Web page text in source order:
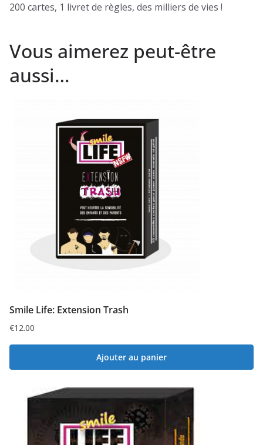
200 cartes, 1 livret de règles, des milliers de vies !
Vous aimerez peut-être
aussi…
Smile Life: Extension Trash
€12.00
Ajouter au panier